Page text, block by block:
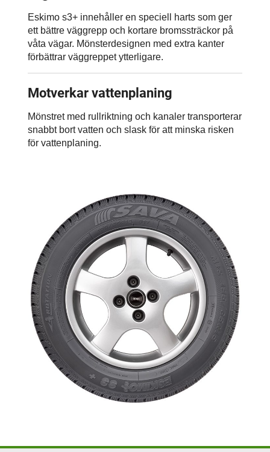
Eskimo s3+ innehåller en speciell harts som ger
ett bättre väggrepp och kortare bromssträckor på
våta vägar. Mönsterdesignen med extra kanter
förbättrar väggreppet ytterligare.
Motverkar vattenplaning
Mönstret med rullriktning och kanaler transporterar
snabbt bort vatten och slask för att minska risken
för vattenplaning.